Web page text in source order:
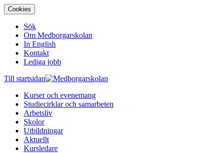
Cookies
Sök
Om Medborgarskolan
In English
Kontakt
Lediga jobb
Till startsidan
Kurser och evenemang
Studiecirklar och samarbeten
Arbetsliv
Skolor
Utbildningar
Aktuellt
Kursledare